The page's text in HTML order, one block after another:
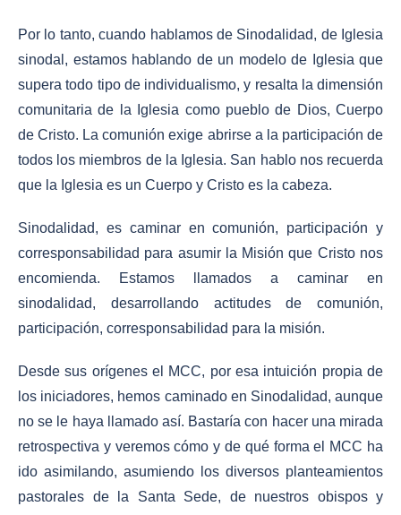
Por lo tanto, cuando hablamos de Sinodalidad, de Iglesia
sinodal, estamos hablando de un modelo de Iglesia que
supera todo tipo de individualismo, y resalta la dimensión
comunitaria de la Iglesia como pueblo de Dios, Cuerpo
de Cristo. La comunión exige abrirse a la participación de
todos los miembros de la Iglesia. San hablo nos recuerda
que la Iglesia es un Cuerpo y Cristo es la cabeza.
Sinodalidad, es caminar en comunión, participación y
corresponsabilidad para asumir la Misión que Cristo nos
encomienda. Estamos llamados a caminar en
sinodalidad, desarrollando actitudes de comunión,
participación, corresponsabilidad para la misión.
Desde sus orígenes el MCC, por esa intuición propia de
los iniciadores, hemos caminado en Sinodalidad, aunque
no se le haya llamado así. Bastaría con hacer una mirada
retrospectiva y veremos cómo y de qué forma el MCC ha
ido asimilando, asumiendo los diversos planteamientos
pastorales de la Santa Sede, de nuestros obispos y